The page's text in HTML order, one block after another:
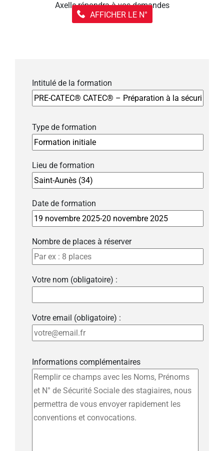
Axelle répondra à vos demandes
AFFICHER LE N°
Intitulé de la formation
Type de formation
Lieu de formation
Date de formation
Nombre de places à réserver
Votre nom (obligatoire) :
Votre email (obligatoire) :
Informations complémentaires